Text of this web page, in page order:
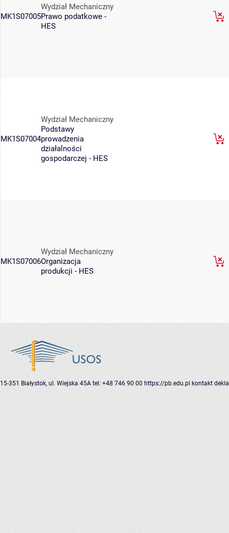
MK1S07005
Wydział Mechaniczny
Prawo podatkowe -
HES
MK1S07004
Wydział Mechaniczny
Podstawy
prowadzenia
działalności
gospodarczej - HES
MK1S07006
Wydział Mechaniczny
Organizacja
produkcji - HES
15-351 Białystok, ul. Wiejska 45A tel: +48 746 90 00 https://pb.edu.pl kontakt